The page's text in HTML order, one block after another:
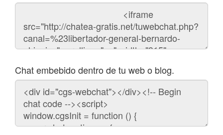
Código
chat
Chat embebido dentro de tu web o blog.
Código
para
embeber
chat